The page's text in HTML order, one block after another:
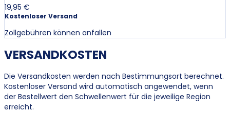
19,95 €
Kostenloser Versand
Zollgebühren können anfallen
VERSANDKOSTEN
Die Versandkosten werden nach Bestimmungsort berechnet.
Kostenloser Versand wird automatisch angewendet, wenn
der Bestellwert den Schwellenwert für die jeweilige Region
erreicht.